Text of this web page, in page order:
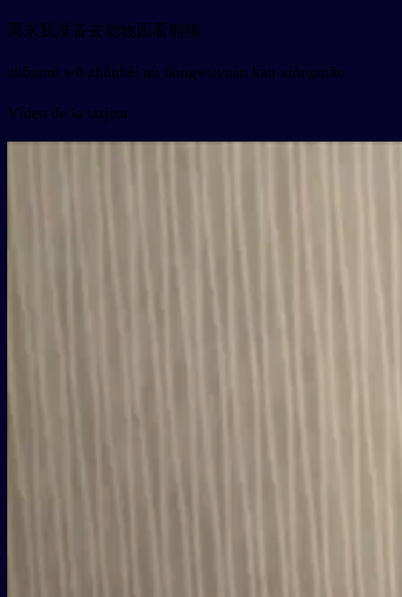
周末我准备去动物园看熊猫
zhōumò wǒ zhǔnbèi qù dòngwùyuán kàn xióngmāo
Vídeo de la tarjeta